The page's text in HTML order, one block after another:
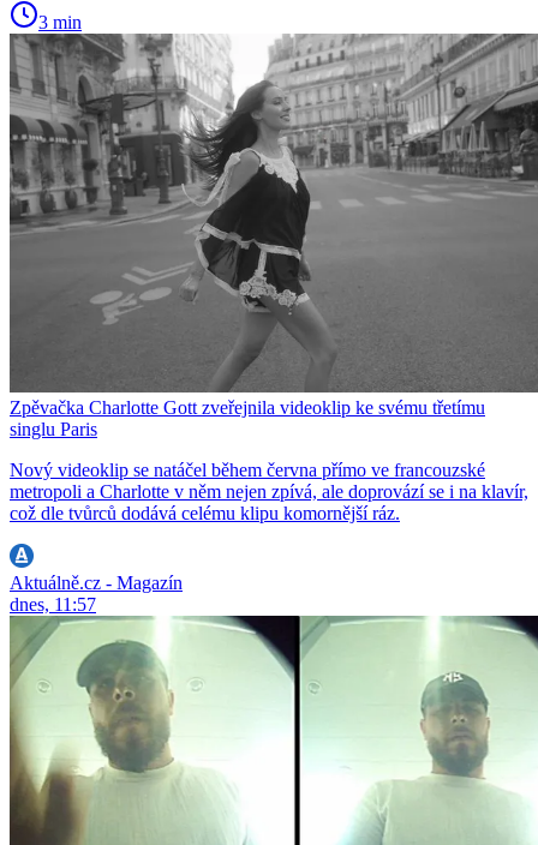
3 min
Zpěvačka Charlotte Gott zveřejnila videoklip ke svému třetímu
singlu Paris
Nový videoklip se natáčel během června přímo ve francouzské
metropoli a Charlotte v něm nejen zpívá, ale doprovází se i na klavír,
což dle tvůrců dodává celému klipu komornější ráz.
Aktuálně.cz - Magazín
dnes, 11:57